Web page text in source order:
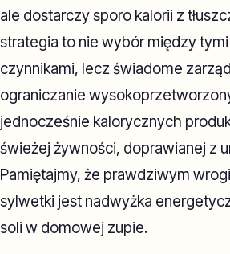
ale dostarczy sporo kalorii z
strategia to nie wybór między
czynnikami, lecz świadome
ograniczanie
jednocześnie kalorycznych
świeżej żywności, doprawianej z
Pamiętajmy, że prawdziwym
sylwetki jest nadwyżka
soli w domowej zupie.